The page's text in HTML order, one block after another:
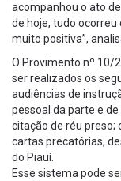
acompanhou o ato
de hoje, tudo
muito positiva”,
O Provimento nº 10/
ser realizados os
audiências de
pessoal da parte e
citação de réu
cartas precatórias,
do Piauí.
Esse sistema pode